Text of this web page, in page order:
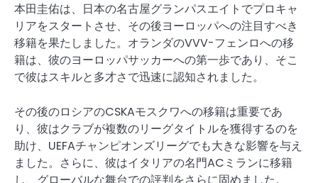
本田圭佑は、日本の名古屋グランパスエイトでプロキャ
リアをスタートさせ、その後ヨーロッパへの注目すべき
移籍を果たしました。オランダのVVV-フェンロへの移
籍は、彼のヨーロッパサッカーへの第一歩であり、そこ
で彼はスキルと多才さで迅速に認知されました。
その後のロシアのCSKAモスクワへの移籍は重要であ
り、彼はクラブが複数のリーグタイトルを獲得するのを
助け、UEFAチャンピオンズリーグでも大きな影響を与え
ました。さらに、彼はイタリアの名門ACミランに移籍
し、グローバルな舞台での評判をさらに固めました。